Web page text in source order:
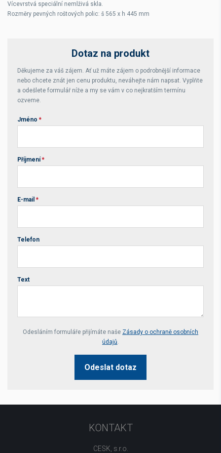
Vícevrstvá speciální nemlživá skla.
Rozměry pevných roštových polic: š 565 x h 445 mm
Dotaz na produkt
Děkujeme za váš zájem. Ať už máte zájem o podrobnější informace
nebo chcete znát jen cenu produktu, neváhejte nám napsat. Vyplňte
a odešlete formulář níže a my se vám v co nejkratším termínu
ozveme.
Jméno *
Příjmení *
E-mail *
Telefon
Text
Your website *
Odesláním formuláře přijímáte naše Zásady o ochraně osobních
údajů.
Odeslat dotaz
KONTAKT
CESK, s.r.o.